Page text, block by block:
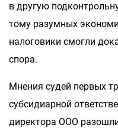
в другую
тому разумных
налоговики смогли
спора.
Мнения судей первых
субсидиарной
директора ООО